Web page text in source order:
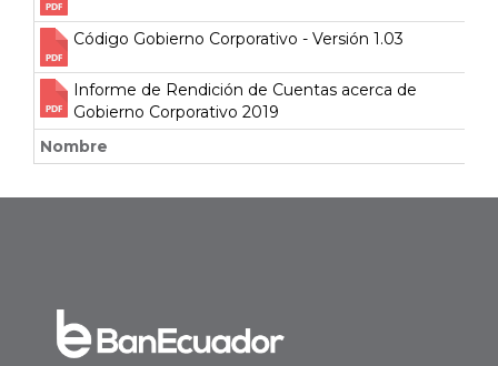
i
g
a
Nombre
Código Gobierno Corporativo - Versión 1.03
Informe de Rendición de Cuentas acerca de
Gobierno Corporativo 2019